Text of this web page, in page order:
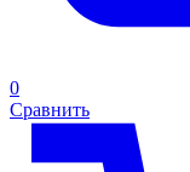
0
Сравнить